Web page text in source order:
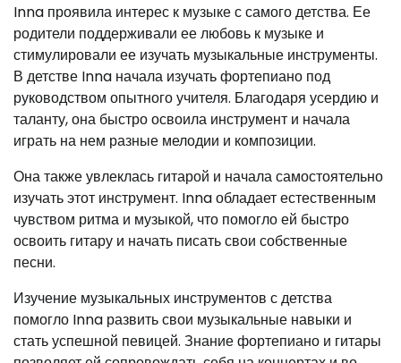
Inna проявила интерес к музыке с самого детства. Ее
родители поддерживали ее любовь к музыке и
стимулировали ее изучать музыкальные инструменты.
В детстве Inna начала изучать фортепиано под
руководством опытного учителя. Благодаря усердию и
таланту, она быстро освоила инструмент и начала
играть на нем разные мелодии и композиции.
Она также увлеклась гитарой и начала самостоятельно
изучать этот инструмент. Inna обладает естественным
чувством ритма и музыкой, что помогло ей быстро
освоить гитару и начать писать свои собственные
песни.
Изучение музыкальных инструментов с детства
помогло Inna развить свои музыкальные навыки и
стать успешной певицей. Знание фортепиано и гитары